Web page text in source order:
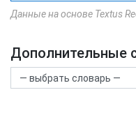
Данные на основе Textus
Дополнительные